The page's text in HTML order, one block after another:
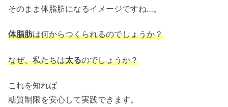
そのまま体脂肪になるイメージですね…。
体脂肪は何からつくられるのでしょうか？
なぜ、私たちは太るのでしょうか？
これを知れば
糖質制限を安心して実践できます。